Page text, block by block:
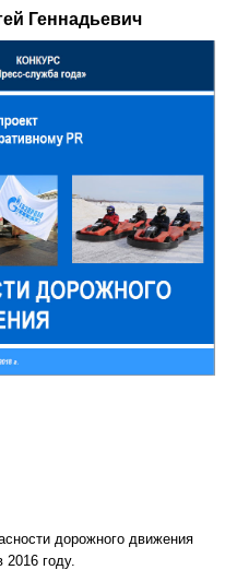
Геннадьевич
дорожного движения
году.